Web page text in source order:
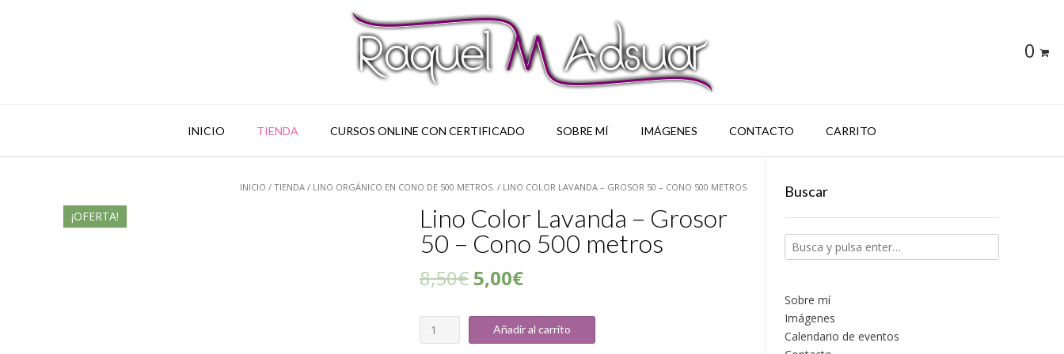
0
INICIO TIENDA CURSOS ONLINE CON CERTIFICADO SOBRE MÍ IMÁGENES CONTACTO CARRITO
INICIO /TIENDA / LINO ORGÁNICO EN CONO DE 500 METROS. / LINO COLOR LAVANDA – GROSOR 50 – CONO 500 METROS
¡OFERTA!
Lino Color Lavanda – Grosor
50 – Cono 500 metros
8,50€ 5,00€
Cantidad Añadir al carrito
Buscar
Sobre mí
Imágenes
Calendario de eventos